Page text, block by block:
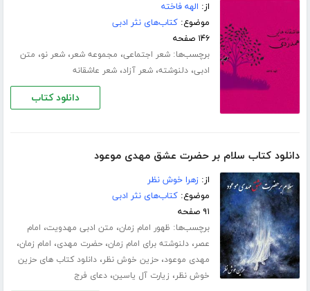
از: الهه فاخته
موضوع:کتاب‌های نثر ادبی
۱۴۶ صفحه
برچسب‌ها:شعر اجتماعی، مجموعه شعر،شعر نو، متن
ادبی،دلنوشته،شعر آزاد،شعر عاشقانه
دانلود کتاب
دانلود کتاب سلام بر حضرت عشق مهدی موعود
از:زهرا خوش نظر
موضوع:کتاب‌های نثر ادبی
۹۱ صفحه
برچسب‌ها: ظهور امام زمان، متن ادبی مهدویت، امام
عصر،دلنوشته برای امام زمان،حضرت مهدی، امام زمان،
مهدی موعود،حزین خوش نظر،دانلود کتاب های حزین
خوش نظر، زیارت آل یاسین،دعای فرج